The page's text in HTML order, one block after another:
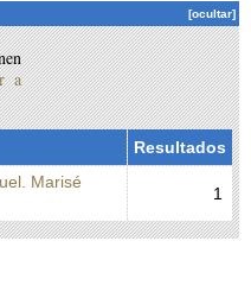
[ocultar]
a
Resultados
Marisé
1